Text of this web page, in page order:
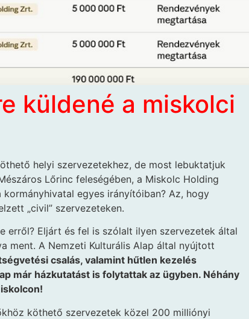
küldené a miskolci
helyi szervezetekhez, de most lebuktatjuk
Lőrinc feleségében, a Miskolc Holding
egyes irányítóiban? Az, hogy
„civil” szervezeteken.
Eljárt és fel is szólalt ilyen szervezetek által
ment. A Nemzeti Kulturális Alap által nyújtott
csalás, valamint hűtlen kezelés
már házkutatást is folytattak az ügyben. Néhány
köthető szervezetek közel 200 milliónyi